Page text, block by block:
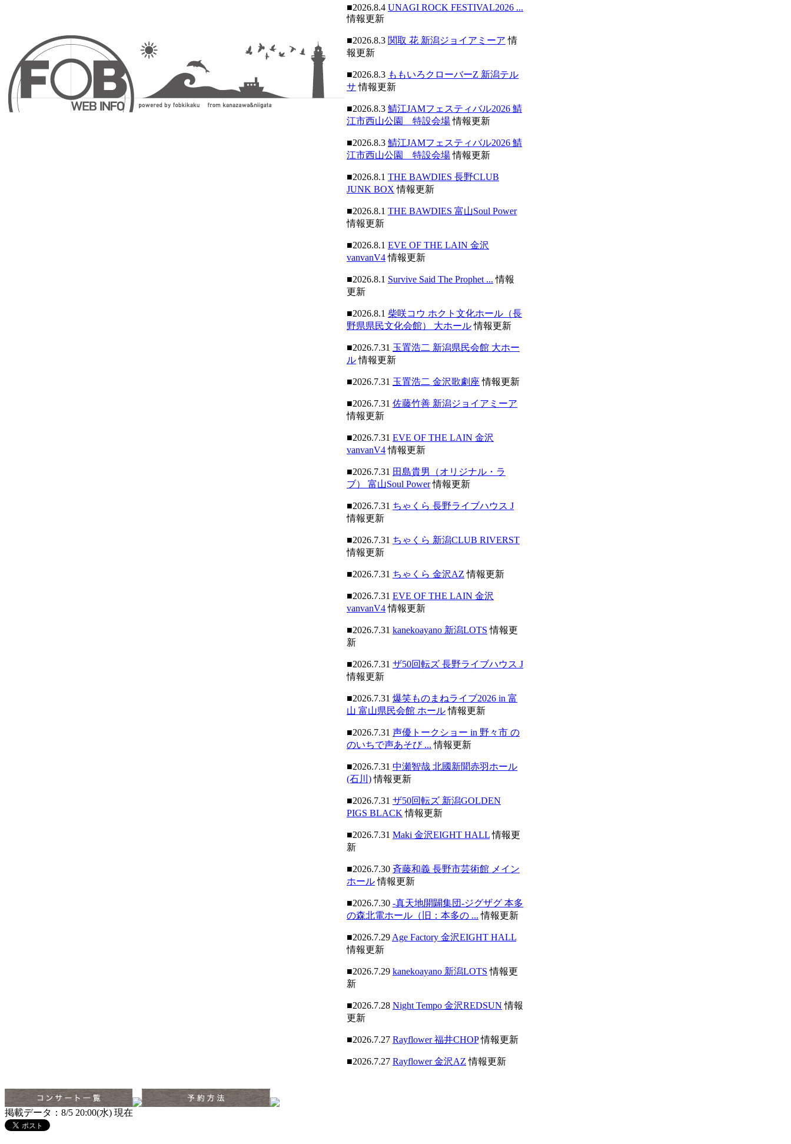
■2026.8.4 UNAGI ROCK FESTIVAL2026 ...
情報更新
■2026.8.3 関取 花 新潟ジョイアミーア 情
報更新
■2026.8.3 ももいろクローバーZ 新潟テル
サ 情報更新
■2026.8.3 鯖江JAMフェスティバル2026 鯖
江市西山公園 特設会場情報更新
■2026.8.3 鯖江JAMフェスティバル2026 鯖
江市西山公園 特設会場情報更新
■2026.8.1 THE BAWDIES 長野CLUB
JUNK BOX 情報更新
■2026.8.1 THE BAWDIES 富山Soul Power
情報更新
■2026.8.1 EVE OF THE LAIN 金沢
vanvanV4情報更新
■2026.8.1 Survive Said The Prophet ... 情報
更新
■2026.8.1 柴咲コウ ホクト文化ホール（長
野県県民文化会館） 大ホール情報更新
■2026.7.31 玉置浩二 新潟県民会館 大ホー
ル情報更新
■2026.7.31 玉置浩二 金沢歌劇座 情報更新
■2026.7.31 佐藤竹善 新潟ジョイアミーア
情報更新
■2026.7.31 EVE OF THE LAIN 金沢
vanvanV4情報更新
■2026.7.31 田島貴男（オリジナル・ラ
ブ） 富山Soul Power情報更新
■2026.7.31 ちゃくら 長野ライブハウス J
情報更新
■2026.7.31 ちゃくら 新潟CLUB RIVERST
情報更新
■2026.7.31 ちゃくら 金沢AZ 情報更新
■2026.7.31 EVE OF THE LAIN 金沢
vanvanV4情報更新
■2026.7.31 kanekoayano 新潟LOTS 情報更
新
■2026.7.31 ザ50回転ズ 長野ライブハウス J
情報更新
■2026.7.31 爆笑ものまねライブ2026 in 富
山 富山県民会館 ホール情報更新
■2026.7.31 声優トークショー in 野々市 の
のいちで声あそび ... 情報更新
■2026.7.31 中瀬智哉 北國新聞赤羽ホール
(石川)情報更新
■2026.7.31 ザ50回転ズ 新潟GOLDEN
PIGS BLACK 情報更新
■2026.7.31 Maki 金沢EIGHT HALL情報更
新
■2026.7.30 斉藤和義 長野市芸術館 メイン
ホール情報更新
■2026.7.30 -真天地開闢集団-ジグザグ 本多
の森北電ホール（旧：本多の ... 情報更新
■2026.7.29 Age Factory 金沢EIGHT HALL
情報更新
■2026.7.29 kanekoayano 新潟LOTS 情報更
新
■2026.7.28 Night Tempo 金沢REDSUN 情報
更新
■2026.7.27 Rayflower 福井CHOP情報更新
■2026.7.27 Rayflower 金沢AZ 情報更新
掲載データ：8/5 20:00(水) 現在